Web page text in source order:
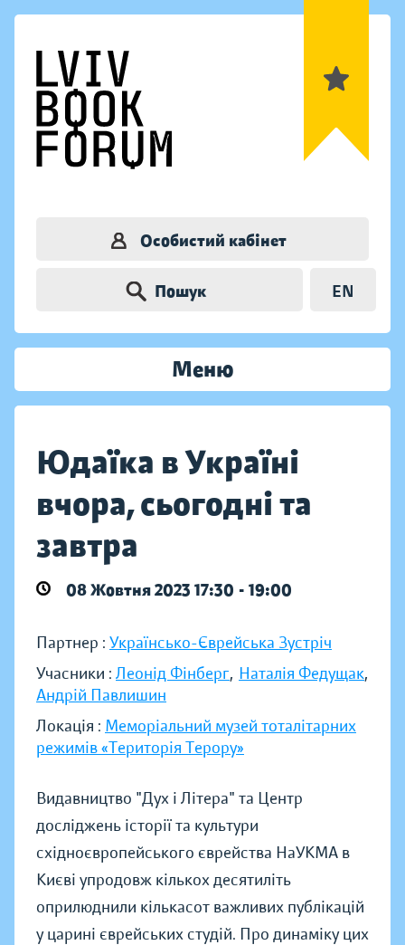
Особистий кабінет
Пошук EN
Меню
Юдаїка в Україні
вчора, сьогодні та
завтра
08 Жовтня 2023 17:30 - 19:00
Партнер : Українсько-Єврейська Зустріч
Учасники : Леонід Фінберг, Наталія Федущак,
Андрій Павлишин
Локація : Меморіальний музей тоталітарних
режимів «Територія Терору»
Видавництво "Дух і Літера" та Центр
досліджень історії та культури
східноєвропейського єврейства НаУКМА в
Києві упродовж кількох десятиліть
оприлюднили кількасот важливих публікацій
у царині єврейських студій. Про динаміку цих